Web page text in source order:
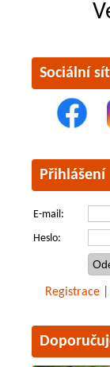
Sociální
Přihlášení
E-mail:
Heslo:
Registrace